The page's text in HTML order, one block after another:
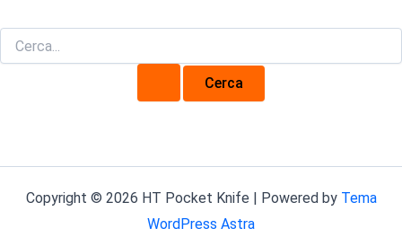
Copyright © 2026 HT Pocket Knife | Powered by Tema
WordPress Astra